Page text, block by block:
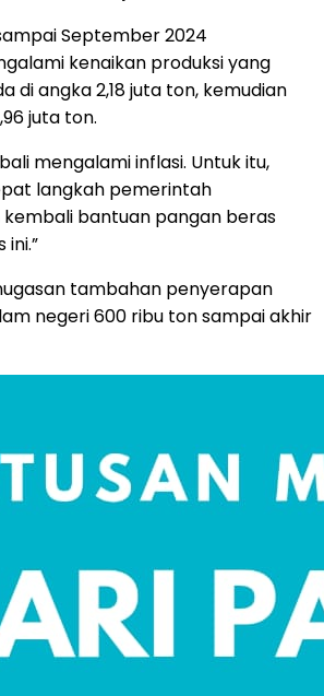
September 2024
kenaikan produksi yang
di angka 2,18 juta ton, kemudian
juta ton.
mengalami inflasi. Untuk itu,
langkah pemerintah
bantuan pangan beras
ini.”
tambahan penyerapan
negeri 600 ribu ton sampai akhir